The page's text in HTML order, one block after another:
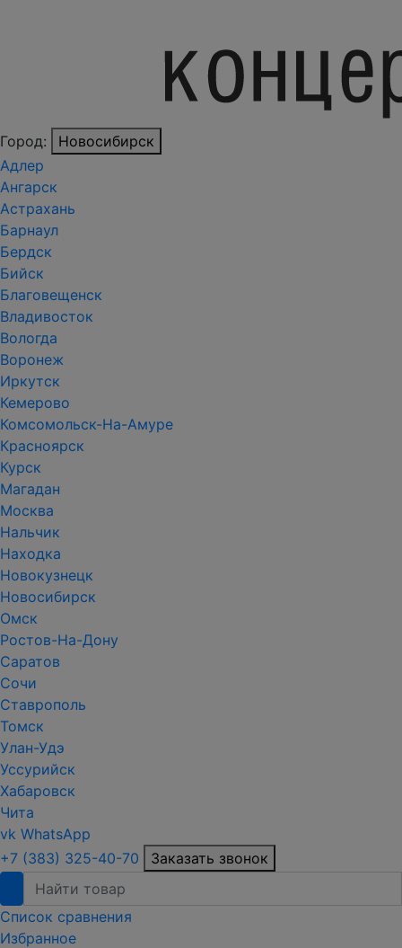
Город:
Новосибирск
Адлер
Ангарск
Астрахань
Барнаул
Бердск
Бийск
Благовещенск
Владивосток
Вологда
Воронеж
Иркутск
Кемерово
Комсомольск-На-Амуре
Красноярск
Курск
Магадан
Москва
Нальчик
Находка
Новокузнецк
Новосибирск
Омск
Ростов-На-Дону
Саратов
Сочи
Ставрополь
Томск
Улан-Удэ
Уссурийск
Хабаровск
Чита
vk WhatsApp
+7 (383) 325-40-70
Заказать звонок
Список сравнения
Избранное